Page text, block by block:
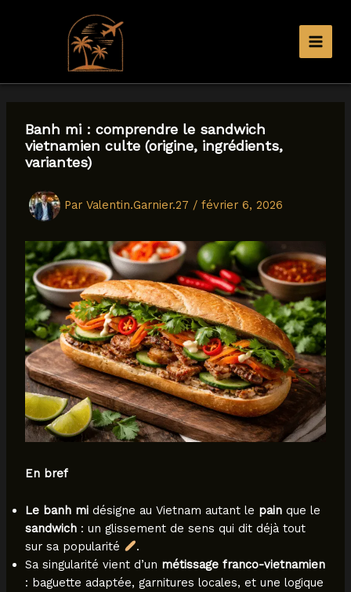
Aller
contenuBanh mi : comprendre le sandwich
vietnamien culte (origine, ingrédients,
variantes)
Par Valentin.Garnier.27 / février 6, 2026
En bref
Le banh midésigne au Vietnam autant le painque le
sandwich: un glissement de sens qui dit déjà tout
sur sa popularité
.
Sa singularité vient d’un métissage franco-vietnamien
: baguette adaptée, garnitures locales, et une logique